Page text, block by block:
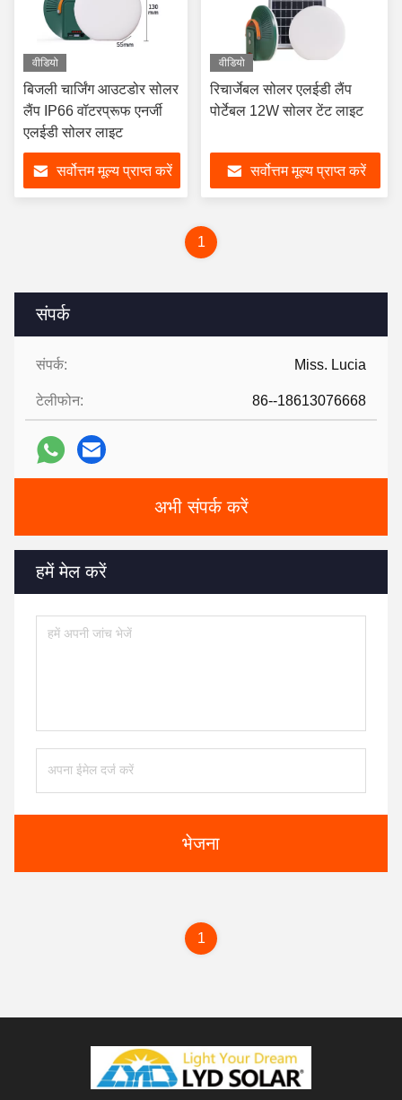
संपर्क
संपर्क: Miss. Lucia
टेलीफोन: 86--18613076668
अभी संपर्क करें
हमें मेल करें
भेजना
वीडियो
बिजली चार्जिंग आउटडोर सोलर
लैंप IP66 वॉटरप्रूफ एनर्जी
एलईडी सोलर लाइट
सर्वोत्तम मूल्य प्राप्त करें
वीडियो
रिचार्जेबल सोलर एलईडी लैंप
पोर्टेबल 12W सोलर टेंट लाइट
सर्वोत्तम मूल्य प्राप्त करें
1
1